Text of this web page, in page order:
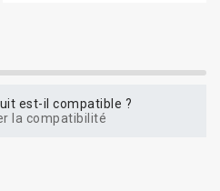
est-il compatible ?
la compatibilité